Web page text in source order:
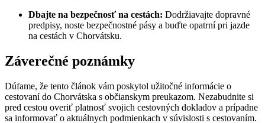
Dbajte na bezpečnosť na cestách: Dodržiavajte dopravné
predpisy, noste bezpečnostné pásy a buďte opatrní pri jazde
na cestách v Chorvátsku.
Záverečné poznámky
Dúfame, že tento článok vám poskytol užitočné informácie o
cestovaní do Chorvátska s občianskym preukazom. Nezabudnite si
pred cestou overiť platnosť svojich cestovných dokladov a prípadne
sa informovať o aktuálnych podmienkach v súvislosti s cestovaním.